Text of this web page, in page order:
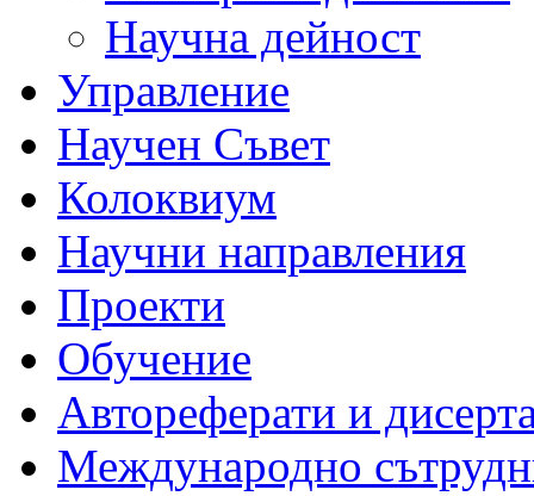
Научна дейност
Управление
Научен Съвет
Колоквиум
Научни направления
Проекти
Обучение
Автореферати и
Международно